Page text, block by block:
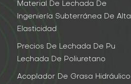
Material De Lechada De
Ingeniería Subterránea De Alta
Elasticidad
Precios De Lechada De Pu
Lechada De Poliuretano
Acoplador De Grasa Hidráulico